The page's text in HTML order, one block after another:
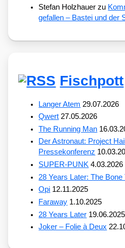
Stefan Holzhauer zu
gefallen – Bastei und der
Fischpott
Langer Atem 29.07.2026
Qwert 27.05.2026
The Running Man
Der Astronaut: Project
Pressekonferenz
SUPER-PUNK 4.03.2026
28 Years Later: The Bone
Opi 12.11.2025
Faraway 1.10.2025
28 Years Later 19.06.2025
Joker – Folie à Deux